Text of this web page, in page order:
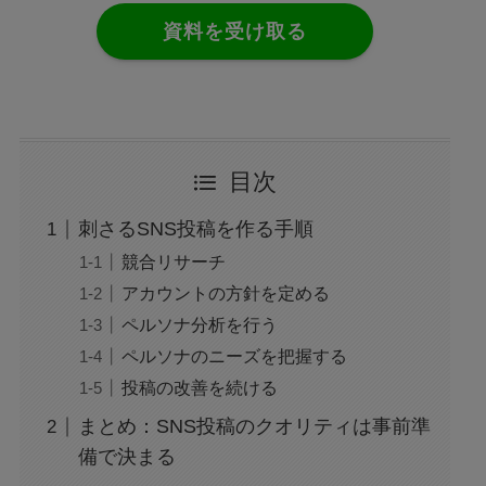
資料を受け取る
目次
刺さるSNS投稿を作る手順
競合リサーチ
アカウントの方針を定める
ペルソナ分析を行う
ペルソナのニーズを把握する
投稿の改善を続ける
まとめ：SNS投稿のクオリティは事前準
備で決まる